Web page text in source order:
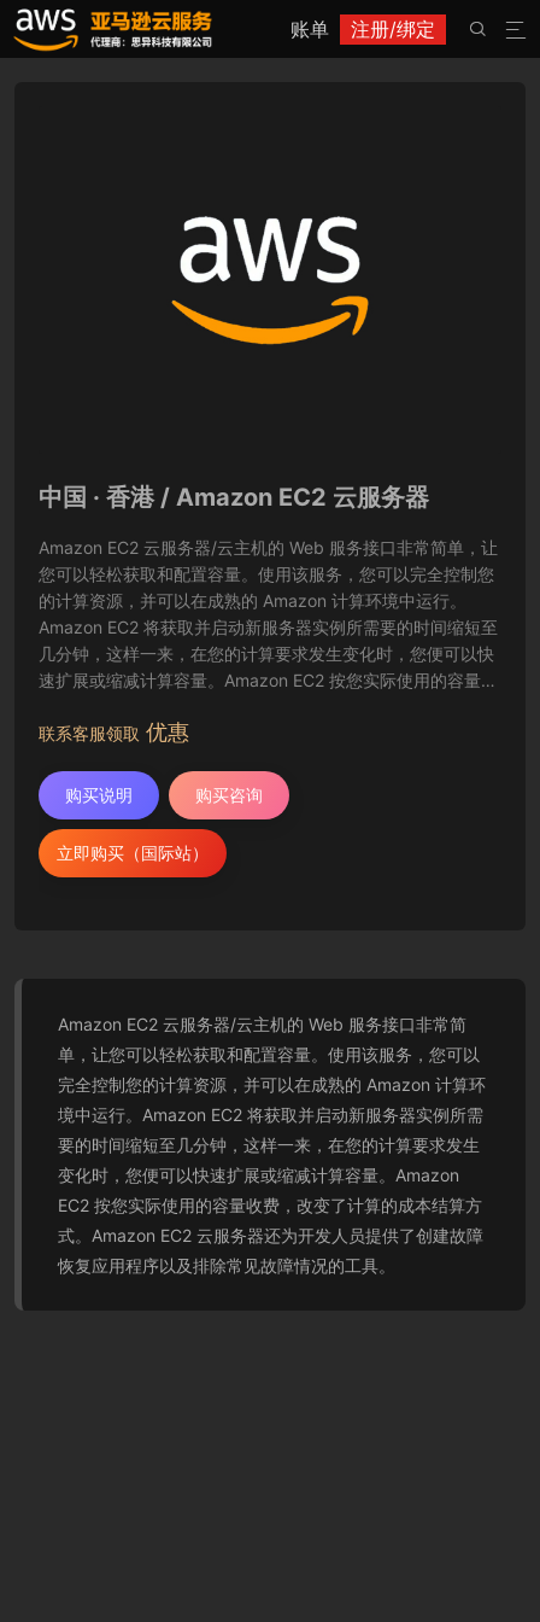
账单 注册/绑定 

中国 · 香港 / Amazon EC2 云服务器
Amazon EC2 云服务器/云主机的 Web 服务接口非常简单，让
您可以轻松获取和配置容量。使用该服务，您可以完全控制您
的计算资源，并可以在成熟的 Amazon 计算环境中运行。
Amazon EC2 将获取并启动新服务器实例所需要的时间缩短至
几分钟，这样一来，在您的计算要求发生变化时，您便可以快
速扩展或缩减计算容量。Amazon EC2 按您实际使用的容量收
开发人员提供了创建故障恢复应用程序以及排除常见故障情况
联系客服领取 优惠
购买说明 购买咨询
立即购买（国际站）
Amazon EC2 云服务器/云主机的 Web 服务接口非常简
单，让您可以轻松获取和配置容量。使用该服务，您可以
完全控制您的计算资源，并可以在成熟的 Amazon 计算环
境中运行。Amazon EC2 将获取并启动新服务器实例所需
要的时间缩短至几分钟，这样一来，在您的计算要求发生
变化时，您便可以快速扩展或缩减计算容量。Amazon
EC2 按您实际使用的容量收费，改变了计算的成本结算方
式。Amazon EC2 云服务器还为开发人员提供了创建故障
恢复应用程序以及排除常见故障情况的工具。